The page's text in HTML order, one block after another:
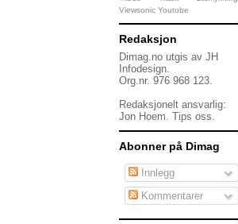
Viewsonic Youtube
Redaksjon
Dimag.no utgis av JH
Infodesign.
Org.nr. 976 968 123.
Redaksjonelt ansvarlig:
Jon Hoem. Tips oss.
Abonner på Dimag
Innlegg
Kommentarer